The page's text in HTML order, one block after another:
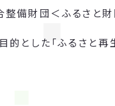
備財団＜ふるさと
とした「ふるさと